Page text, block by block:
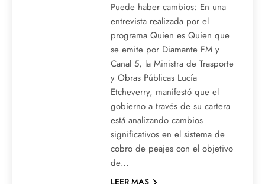
Puede haber cambios: En una
entrevista realizada por el
programa Quien es Quien que
se emite por Diamante FM y
Canal 5, la Ministra de Trasporte
y Obras Públicas Lucía
Etcheverry, manifestó que el
gobierno a través de su cartera
está analizando cambios
significativos en el sistema de
cobro de peajes con el objetivo
de…